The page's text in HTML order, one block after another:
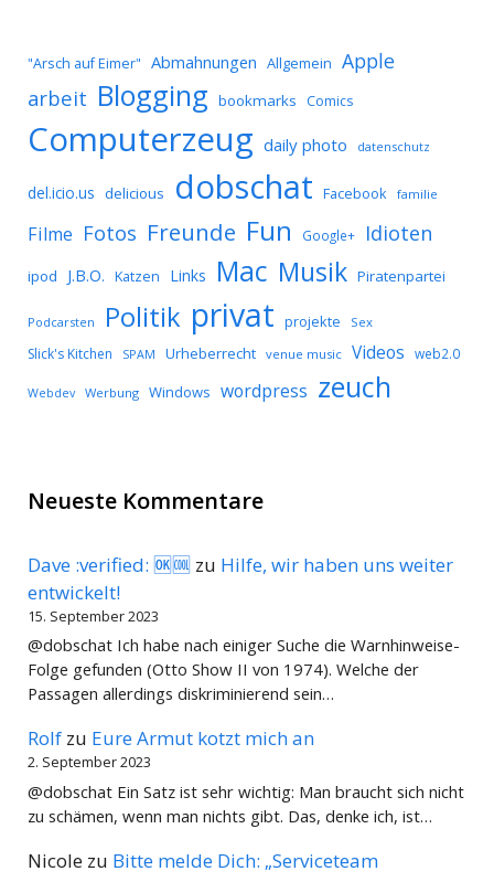
"Arsch auf Eimer" Abmahnungen Allgemein Apple
arbeit Blogging bookmarks Comics
Computerzeug daily photo datenschutz
del.icio.us delicious dobschat Facebook familie
Filme Fotos Freunde Fun Google+ Idioten
ipod J.B.O. Katzen Links Mac Musik Piratenpartei
Podcarsten Politik privat projekte Sex
Slick's Kitchen SPAM Urheberrecht venue music Videos web2.0
Webdev Werbung Windows wordpress zeuch
Neueste Kommentare
Dave :verified: 🆗🆒 zu Hilfe, wir haben uns weiter
entwickelt!
15. September 2023
@dobschat Ich habe nach einiger Suche die Warnhinweise-
Folge gefunden (Otto Show II von 1974). Welche der
Passagen allerdings diskriminierend sein…
Rolf zu Eure Armut kotzt mich an
2. September 2023
@dobschat Ein Satz ist sehr wichtig: Man braucht sich nicht
zu schämen, wenn man nichts gibt. Das, denke ich, ist…
Nicole zu Bitte melde Dich: „Serviceteam